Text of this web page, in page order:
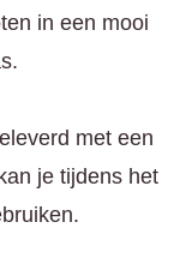
in een mooi
met een
je tijdens het